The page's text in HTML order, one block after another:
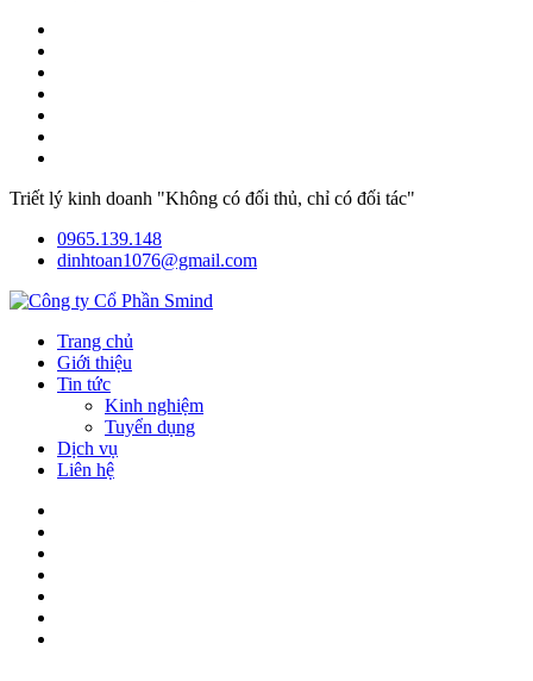
Triết lý kinh doanh "Không có đối thủ, chỉ có đối tác"
0965.139.148
dinhtoan1076@gmail.com
Trang chủ
Giới thiệu
Tin tức
Kinh nghiệm
Tuyển dụng
Dịch vụ
Liên hệ